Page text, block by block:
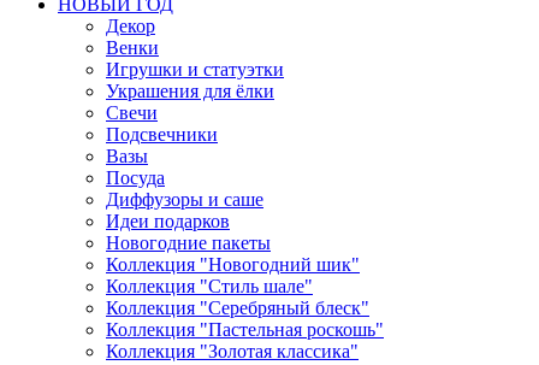
НОВЫЙ ГОД
Декор
Венки
Игрушки и статуэтки
Украшения для ёлки
Свечи
Подсвечники
Вазы
Посуда
Диффузоры и саше
Идеи подарков
Новогодние пакеты
Коллекция "Новогодний шик"
Коллекция "Стиль шале"
Коллекция "Серебряный блеск"
Коллекция "Пастельная роскошь"
Коллекция "Золотая классика"